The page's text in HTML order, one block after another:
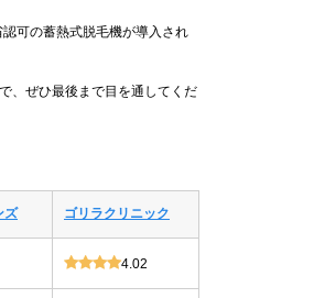
可の蓄熱式脱毛機が導入され
、ぜひ最後まで目を通してくだ
ズ ゴリラクリニック
4.02